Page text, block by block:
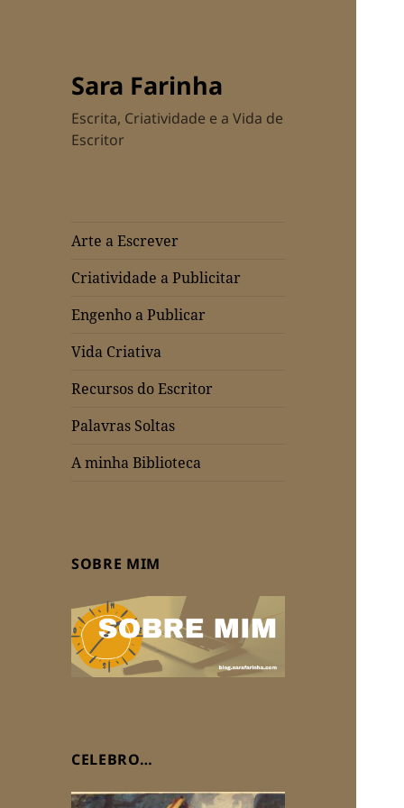
Sara Farinha
Escrita, Criatividade e a Vida de
Escritor
Arte a Escrever
Criatividade a Publicitar
Engenho a Publicar
Vida Criativa
Recursos do Escritor
Palavras Soltas
A minha Biblioteca
SOBRE MIM
CELEBRO…